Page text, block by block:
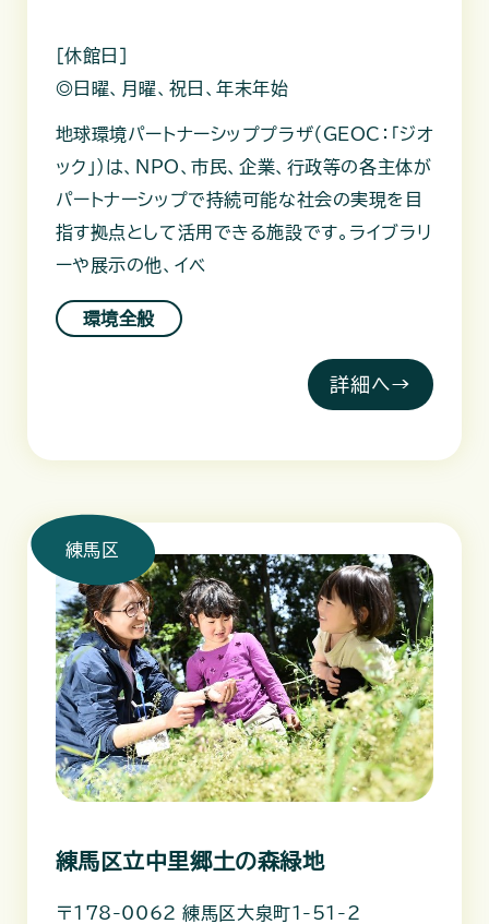
［休館日］
◎日曜、月曜、祝日、年末年始
地球環境パートナーシッププラザ（GEOC：「ジオ
ック」）は、NPO、市民、企業、行政等の各主体が
パートナーシップで持続可能な社会の実現を目
指す拠点として活用できる施設です。ライブラリ
ーや展示の他、イベ
環境全般
詳細へ→
練馬区
練馬区立中里郷土の森緑地
〒178-0062 練馬区大泉町1-51-2